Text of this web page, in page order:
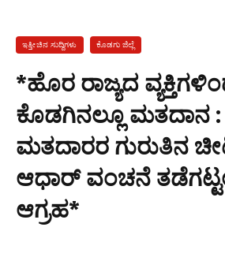
ಇತ್ತೀಚಿನ ಸುದ್ದಿಗಳು ಕೊಡಗು ಜಿಲ್ಲೆ
*ಹೊರ ರಾಜ್ಯದ
ಕೊಡಗಿನಲ್ಲೂ ಮತದಾನ
ಮತದಾರರ ಗುರುತಿನ
ಆಧಾರ್ ವಂಚನೆ
ಆಗ್ರಹ*